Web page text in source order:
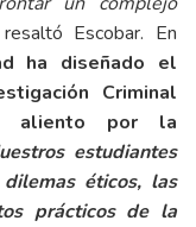
Escobar. En
ha diseñado el
Criminal
aliento por la
estudiantes
éticos, las
prácticos de la